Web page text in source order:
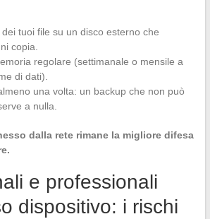
tuoi file su un disco esterno che
copia.
regolare (settimanale o mensile a
di dati).
una volta: un backup che non può
a nulla.
dalla rete rimane la migliore difesa
e professionali
dispositivo: i rischi